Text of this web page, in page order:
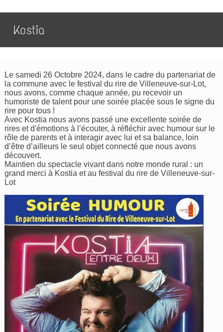
Kostia
Le samedi 26 Octobre 2024, dans le cadre du partenariat de
la commune avec le festival du rire de Villeneuve-sur-Lot,
nous avons, comme chaque année, pu recevoir un
humoriste de talent pour une soirée placée sous le signe du
rire pour tous !
Avec Kostia nous avons passé une excellente soirée de
rires et d'émotions à l’écouter, à réfléchir avec humour sur le
rôle de parents et à interagir avec lui et sa balance, loin
d’être d’ailleurs le seul objet connecté que nous avons
découvert.
Maintien du spectacle vivant dans notre monde rural : un
grand merci à Kostia et au festival du rire de Villeneuve-sur-
Lot